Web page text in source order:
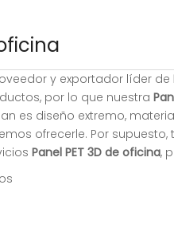
y exportador líder de
por lo que nuestra
es diseño extremo,
ofrecerle. Por
Panel PET 3D de oficina,